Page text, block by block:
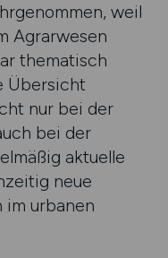
weil
Agrarwesen
thematisch
Übersicht
nur bei der
bei der
aktuelle
neue
im urbanen